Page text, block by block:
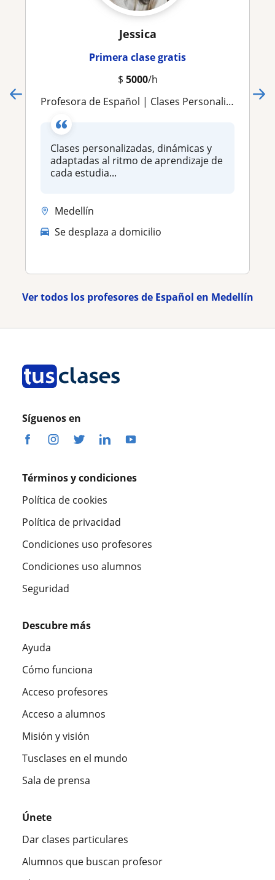
Jessica
Primera clase gratis
$ 5000/h
Profesora de Español | Clases Personalizadas y Dinámicas Online
Clases personalizadas, dinámicas y
adaptadas al ritmo de aprendizaje de
cada estudia...
Medellín
Se desplaza a domicilio
Ver todos los profesores de Español en Medellín
Síguenos en
Términos y condiciones
Política de cookies
Política de privacidad
Condiciones uso profesores
Condiciones uso alumnos
Seguridad
Descubre más
Ayuda
Cómo funciona
Acceso profesores
Acceso a alumnos
Misión y visión
Tusclases en el mundo
Sala de prensa
Únete
Dar clases particulares
Alumnos que buscan profesor